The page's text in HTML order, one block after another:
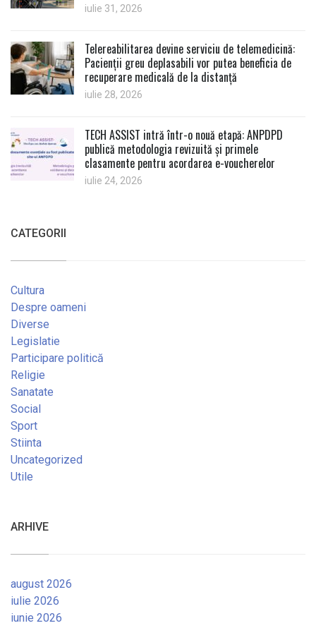
iulie 31, 2026
Telereabilitarea devine serviciu de telemedicină:
Pacienții greu deplasabili vor putea beneficia de
recuperare medicală de la distanță
iulie 28, 2026
TECH ASSIST intră într-o nouă etapă: ANPDPD
publică metodologia revizuită și primele
clasamente pentru acordarea e-voucherelor
iulie 24, 2026
CATEGORII
Cultura
Despre oameni
Diverse
Legislatie
Participare politică
Religie
Sanatate
Social
Sport
Stiinta
Uncategorized
Utile
ARHIVE
august 2026
iulie 2026
iunie 2026